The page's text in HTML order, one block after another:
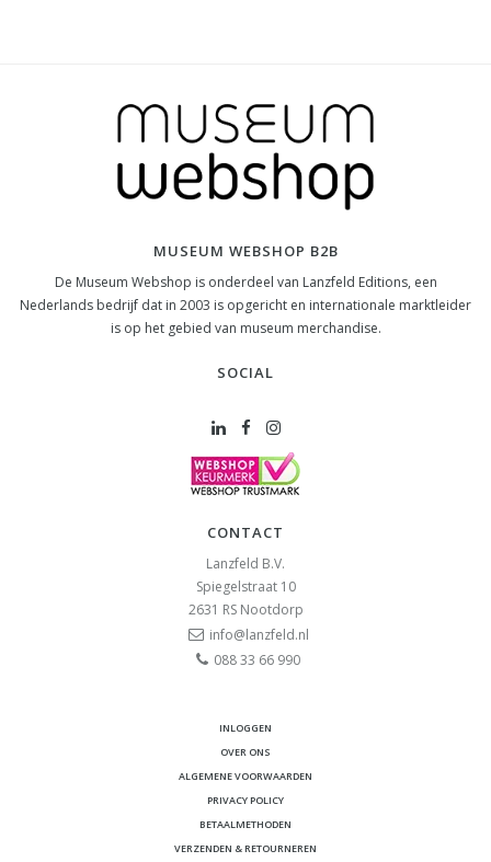
MUSEUM WEBSHOP B2B
De Museum Webshop is onderdeel van Lanzfeld Editions, een
Nederlands bedrijf dat in 2003 is opgericht en internationale marktleider
is op het gebied van museum merchandise.
SOCIAL
CONTACT
Lanzfeld B.V.
Spiegelstraat 10
2631 RS Nootdorp
info@lanzfeld.nl
088 33 66 990
INLOGGEN
OVER ONS
ALGEMENE VOORWAARDEN
PRIVACY POLICY
BETAALMETHODEN
VERZENDEN & RETOURNEREN